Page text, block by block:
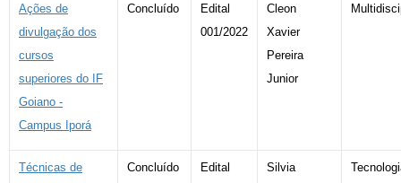
Ações de
divulgação dos
cursos
superiores do IF
Goiano -
Campus Iporá
Concluído
Edital
001/2022
Cleon
Xavier
Pereira
Junior
Técnicas de Concluído Edital Silvia